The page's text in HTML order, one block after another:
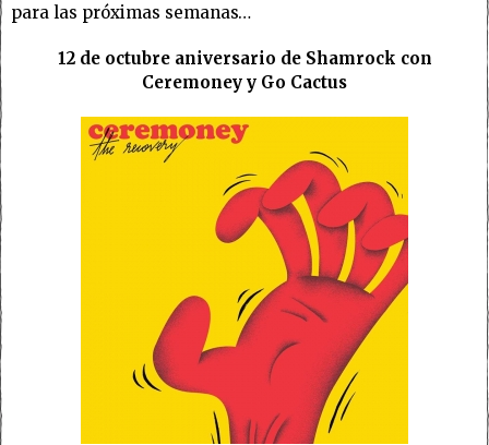
para las próximas semanas…
12 de octubre aniversario de Shamrock con
Ceremoney y Go Cactus